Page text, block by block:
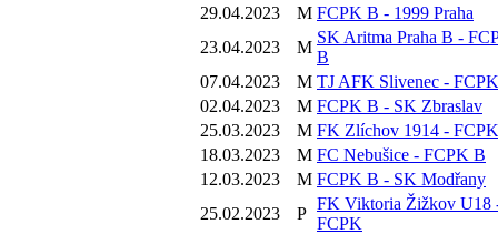
29.04.2023
M FCPK B - 1999 Praha
23.04.2023
M
SK Aritma Praha B -
B
07.04.2023
M TJ AFK Slivenec -
02.04.2023
M FCPK B - SK Zbraslav
25.03.2023
M FK Zlíchov 1914 -
18.03.2023
M FC Nebušice - FCPK B
12.03.2023
M FCPK B - SK Modřany
25.02.2023
P
FK Viktoria Žižkov U18
FCPK